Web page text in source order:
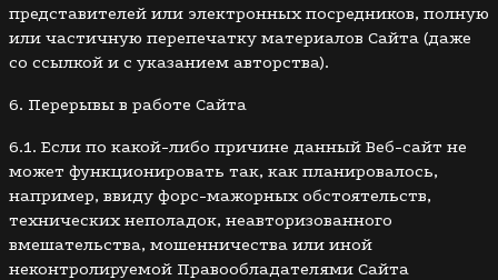
представителей или электронных посредников, полную
или частичную перепечатку материалов Сайта (даже
со ссылкой и с указанием авторства).
6. Перерывы в работе Сайта
6.1. Если по какой-либо причине данный Веб-сайт не
может функционировать так, как планировалось,
например, ввиду форс-мажорных обстоятельств,
технических неполадок, неавторизованного
вмешательства, мошенничества или иной
неконтролируемой Правообладателями Сайта